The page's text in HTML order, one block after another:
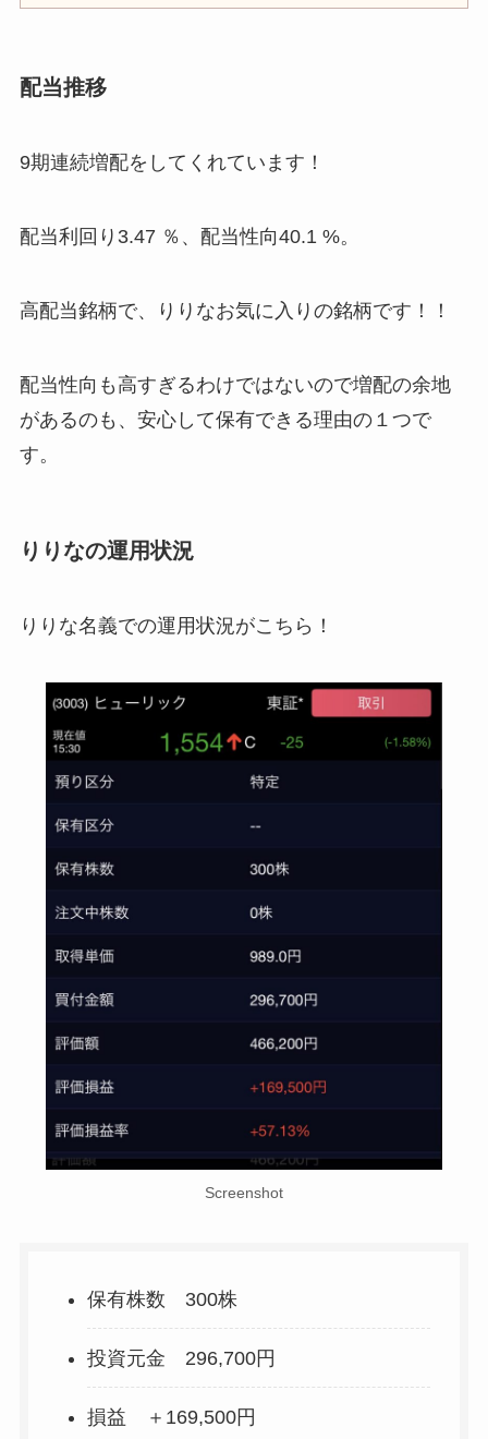
配当推移
9期連続増配をしてくれています！
配当利回り3.47 ％、配当性向40.1 %。
高配当銘柄で、りりなお気に入りの銘柄です！！
配当性向も高すぎるわけではないので増配の余地
があるのも、安心して保有できる理由の１つで
す。
りりなの運用状況
りりな名義での運用状況がこちら！
Screenshot
保有株数 300株
投資元金 296,700円
損益 ＋169,500円